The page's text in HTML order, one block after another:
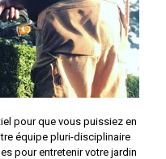
pour que vous puissiez en
équipe pluri-disciplinaire
pour entretenir votre jardin